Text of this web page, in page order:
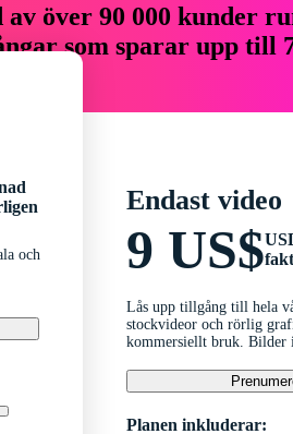
över 90 000 kunder
som sparar upp till
och
Endast video
9 US$
Lås upp tillgång till hela
stockvideor och rörlig
kommersiellt bruk. Bilder
Planen inkluderar: